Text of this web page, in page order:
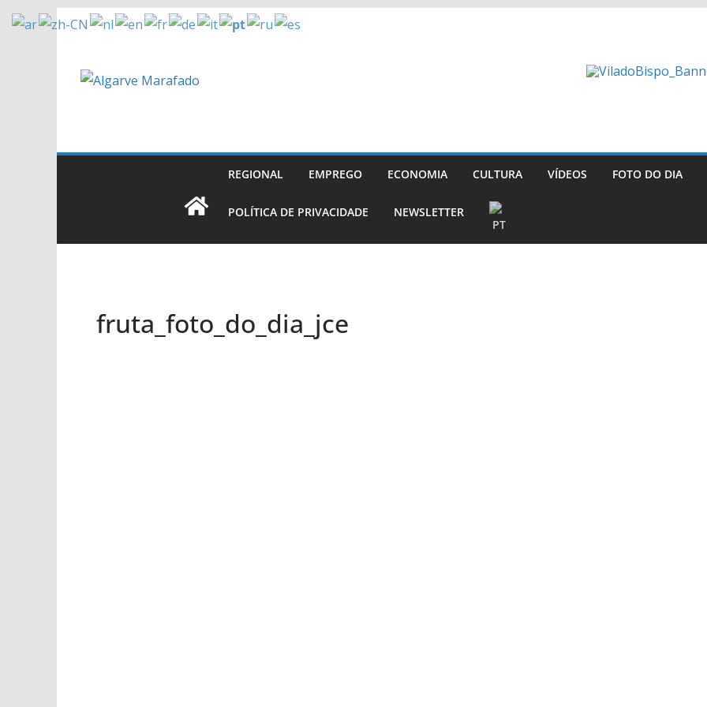
Skip
REGIONAL EMPREGO ECONOMIA CULTURA VÍDEOS FOTO DO DIA
POLÍTICA DE PRIVACIDADE NEWSLETTER
fruta_foto_do_dia_jce